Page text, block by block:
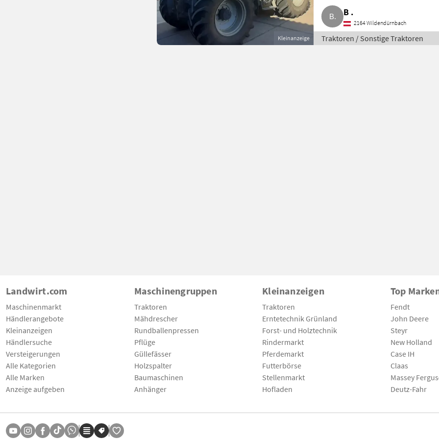
Kleinanzeige
B .
2164 Wildendürnbach
Traktoren / Sonstige Traktoren
Landwirt.com
Maschinenmarkt
Händlerangebote
Kleinanzeigen
Händlersuche
Versteigerungen
Alle Kategorien
Alle Marken
Anzeige aufgeben
Maschinengruppen
Traktoren
Mähdrescher
Rundballenpressen
Pflüge
Güllefässer
Holzspalter
Baumaschinen
Anhänger
Kleinanzeigen
Traktoren
Erntetechnik Grünland
Forst- und Holztechnik
Rindermarkt
Pferdemarkt
Futterbörse
Stellenmarkt
Hofladen
Top
Fendt
John Deere
Steyr
New Holland
Case IH
Claas
Massey
Deutz-Fahr